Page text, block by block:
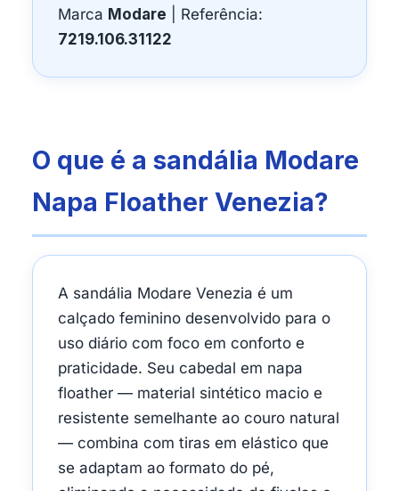
Marca Modare | Referência:
7219.106.31122
O que é a sandália Modare
Napa Floather Venezia?
A sandália Modare Venezia é um
calçado feminino desenvolvido para o
uso diário com foco em conforto e
praticidade. Seu cabedal em napa
floather — material sintético macio e
resistente semelhante ao couro natural
— combina com tiras em elástico que
se adaptam ao formato do pé,